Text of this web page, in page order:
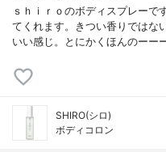
ｓｈｉｒｏのボディスプレーで
てくれます。きつい香りではな
いい感じ。とにかくほんのーー
SHIRO(シロ)
ボディコロン